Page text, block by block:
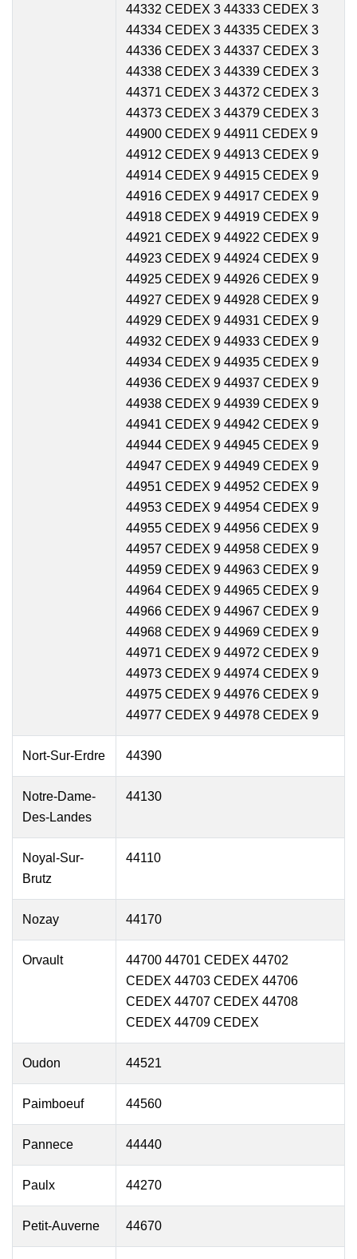
44332 CEDEX 3 44333 CEDEX 3
44334 CEDEX 3 44335 CEDEX 3
44336 CEDEX 3 44337 CEDEX 3
44338 CEDEX 3 44339 CEDEX 3
44371 CEDEX 3 44372 CEDEX 3
44373 CEDEX 3 44379 CEDEX 3
44900 CEDEX 9 44911 CEDEX 9
44912 CEDEX 9 44913 CEDEX 9
44914 CEDEX 9 44915 CEDEX 9
44916 CEDEX 9 44917 CEDEX 9
44918 CEDEX 9 44919 CEDEX 9
44921 CEDEX 9 44922 CEDEX 9
44923 CEDEX 9 44924 CEDEX 9
44925 CEDEX 9 44926 CEDEX 9
44927 CEDEX 9 44928 CEDEX 9
44929 CEDEX 9 44931 CEDEX 9
44932 CEDEX 9 44933 CEDEX 9
44934 CEDEX 9 44935 CEDEX 9
44936 CEDEX 9 44937 CEDEX 9
44938 CEDEX 9 44939 CEDEX 9
44941 CEDEX 9 44942 CEDEX 9
44944 CEDEX 9 44945 CEDEX 9
44947 CEDEX 9 44949 CEDEX 9
44951 CEDEX 9 44952 CEDEX 9
44953 CEDEX 9 44954 CEDEX 9
44955 CEDEX 9 44956 CEDEX 9
44957 CEDEX 9 44958 CEDEX 9
44959 CEDEX 9 44963 CEDEX 9
44964 CEDEX 9 44965 CEDEX 9
44966 CEDEX 9 44967 CEDEX 9
44968 CEDEX 9 44969 CEDEX 9
44971 CEDEX 9 44972 CEDEX 9
44973 CEDEX 9 44974 CEDEX 9
44975 CEDEX 9 44976 CEDEX 9
44977 CEDEX 9 44978 CEDEX 9
Nort-Sur-Erdre 44390
Notre-Dame-
Des-Landes
44130
Noyal-Sur-
Brutz
44110
Nozay 44170
Orvault
44700 44701 CEDEX 44702
CEDEX 44703 CEDEX 44706
CEDEX 44707 CEDEX 44708
CEDEX 44709 CEDEX
Oudon 44521
Paimboeuf 44560
Pannece 44440
Paulx 44270
Petit-Auverne 44670